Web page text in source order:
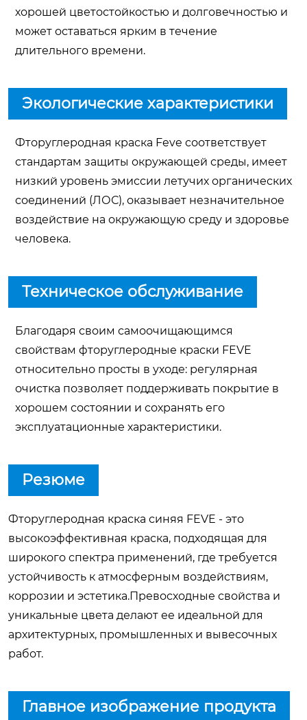
хорошей цветостойкостью и долговечностью и
может оставаться ярким в течение
длительного времени.
Экологические характеристики
Фторуглеродная краска Feve соответствует
стандартам защиты окружающей среды, имеет
низкий уровень эмиссии летучих органических
соединений (ЛОС), оказывает незначительное
воздействие на окружающую среду и здоровье
человека.
Техническое обслуживание
Благодаря своим самоочищающимся
свойствам фторуглеродные краски FEVE
относительно просты в уходе: регулярная
очистка позволяет поддерживать покрытие в
хорошем состоянии и сохранять его
эксплуатационные характеристики.
Резюме
Фторуглеродная краска синяя FEVE - это
высокоэффективная краска, подходящая для
широкого спектра применений, где требуется
устойчивость к атмосферным воздействиям,
коррозии и эстетика.Превосходные свойства и
уникальные цвета делают ее идеальной для
архитектурных, промышленных и вывесочных
работ.
Главное изображение продукта